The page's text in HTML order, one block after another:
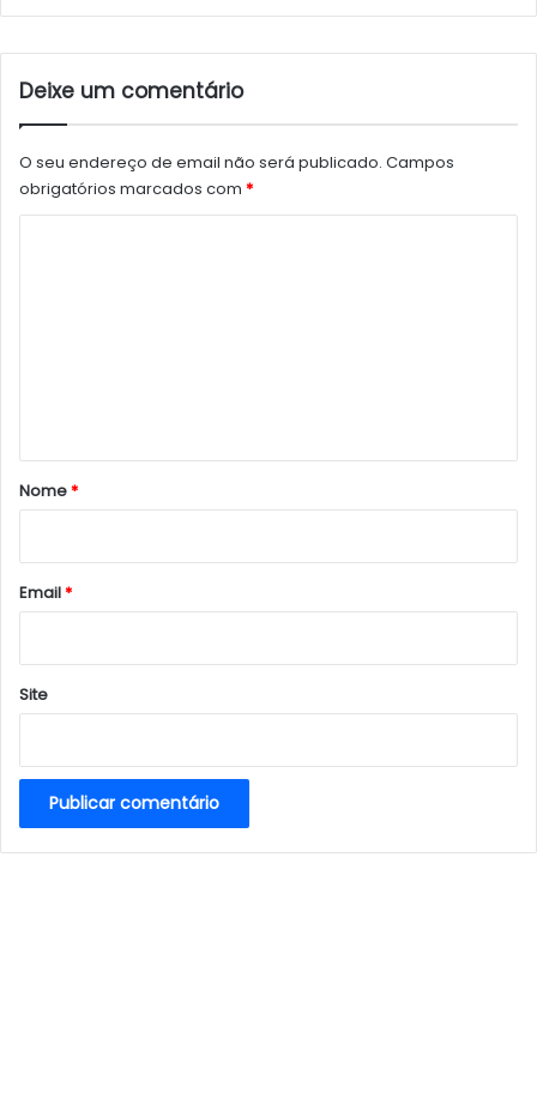
Deixe um comentário
O seu endereço de email não será publicado. Campos
obrigatórios marcados com *
r
*
Nome*
Email*
Site